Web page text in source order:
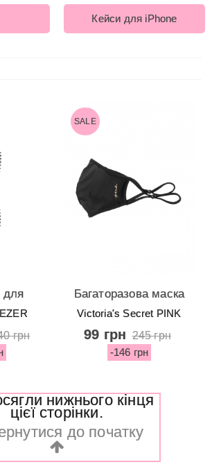
Кейси для iPhone
для
Pet
грн
SALE
Багаторазова маска
від Victoria's Secret
PINK - Black
Victoria's Secret PINK
99 грн 245 грн
-146 грн
нижнього кінця
цієї сторінки.
до початку